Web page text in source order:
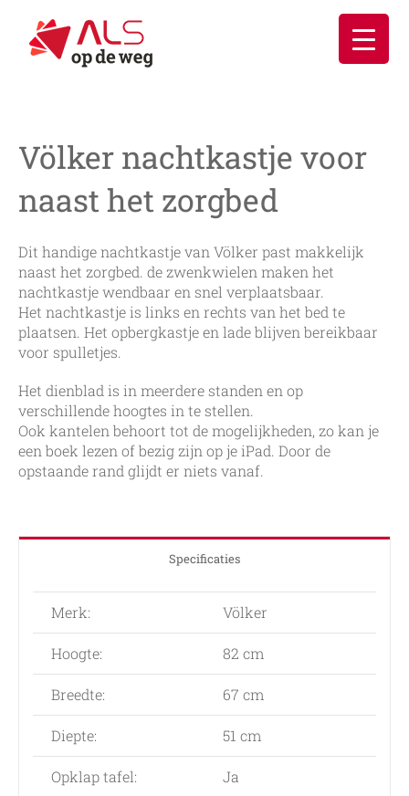
inhoud
Völker nachtkastje voor
naast het zorgbed
Dit handige nachtkastje van Völker past makkelijk
naast het zorgbed. de zwenkwielen maken het
nachtkastje wendbaar en snel verplaatsbaar.
Het nachtkastje is links en rechts van het bed te
plaatsen. Het opbergkastje en lade blijven bereikbaar
voor spulletjes.
Het dienblad is in meerdere standen en op
verschillende hoogtes in te stellen.
Ook kantelen behoort tot de mogelijkheden, zo kan je
een boek lezen of bezig zijn op je iPad. Door de
opstaande rand glijdt er niets vanaf.
Specificaties
Merk: Völker
Hoogte: 82 cm
Breedte: 67 cm
Diepte: 51 cm
Opklap tafel: Ja